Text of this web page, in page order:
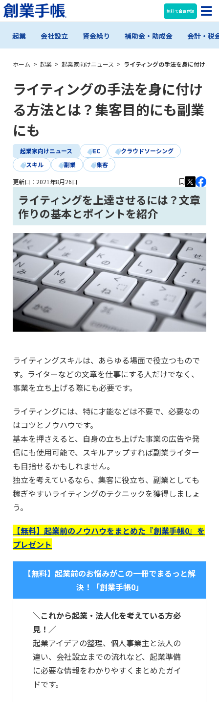
無料で会員登録
起業 会社設立 資金繰り 補助金・助成金 会計・税
ホーム > 起業 > 起業家向けニュース > ライティングの手法を身に付ける
ライティングの手法を身に付け
る方法とは？集客目的にも副業
にも
起業家向けニュース EC
クラウドソーシング
スキル
副業 集客
更新日： 2021年8月26日
ライティングを上達させるには？文章
作りの基本とポイントを紹介
ライティングスキルは、あらゆる場面で役立つもので
す。ライターなどの文章を仕事にする人だけでなく、
事業を立ち上げる際にも必要です。
ライティングには、特に才能などは不要で、必要なの
はコツとノウハウです。
基本を押さえると、自身の立ち上げた事業の広告や発
信にも使用可能で、スキルアップすれば副業ライター
も目指せるかもしれません。
独立を考えているなら、集客に役立ち、副業としても
稼ぎやすいライティングのテクニックを獲得しましょ
う。
【無料】起業前のノウハウをまとめた『創業手帳0』を
プレゼント
【無料】起業前のお悩みがこの一冊でまるっと解
決！「創業手帳0」
＼これから起業・法人化を考えている方必
見！／
起業アイデアの整理、個人事業主と法人の
違い、会社設立までの流れなど、起業準備
に必要な情報をわかりやすくまとめたガイ
ドです。